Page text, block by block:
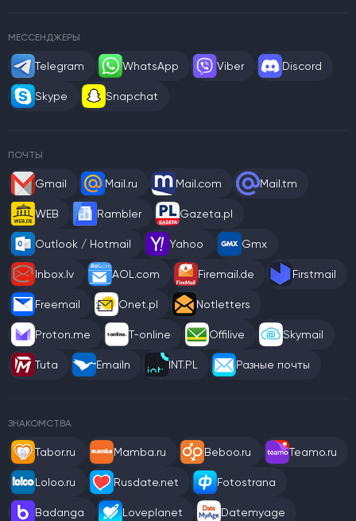
МЕССЕНДЖЕРЫ
Telegram WhatsApp Viber Discord
Skype Snapchat
ПОЧТЫ
Gmail Mail.ru Mail.com Mail.tm
WEB Rambler Gazeta.pl
Outlook / Hotmail Yahoo Gmx
Inbox.lv AOL.com Firemail.de Firstmail
Freemail Onet.pl Notletters
Proton.me T-online Offilive Skymail
Tuta Emailn INT.PL Разные почты
ЗНАКОМСТВА
Tabor.ru Mamba.ru Beboo.ru Teamo.ru
Loloo.ru Rusdate.net Fotostrana
Badanga Loveplanet Datemyage